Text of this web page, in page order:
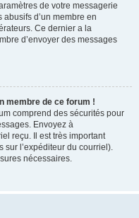
de votre messagerie
d’un membre en
Ce dernier a la
d’envoyer des messages
membre de ce forum !
comprend des sécurités pour
Envoyez à
reçu. Il est très important
sur l’expéditeur du courriel).
nécessaires.